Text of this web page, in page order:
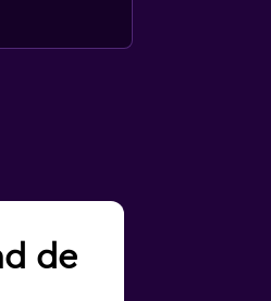
de